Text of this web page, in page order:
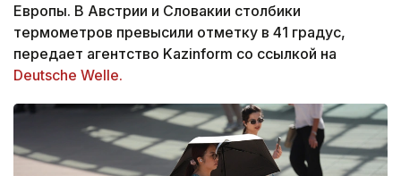
Европы. В Австрии и Словакии столбики
термометров превысили отметку в 41 градус,
передает агентство Kazinform со ссылкой на
Deutsche Welle.